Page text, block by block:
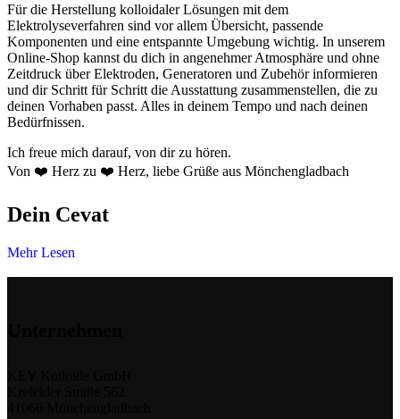
Für die Herstellung kolloidaler Lösungen mit dem
Elektrolyseverfahren sind vor allem Übersicht, passende
Komponenten und eine entspannte Umgebung wichtig. In unserem
Online-Shop kannst du dich in angenehmer Atmosphäre und ohne
Zeitdruck über Elektroden, Generatoren und Zubehör informieren
und dir Schritt für Schritt die Ausstattung zusammenstellen, die zu
deinen Vorhaben passt. Alles in deinem Tempo und nach deinen
Bedürfnissen.
Ich freue mich darauf, von dir zu hören.
Von ❤️ Herz zu ❤️ Herz, liebe Grüße aus Mönchengladbach
Dein Cevat
Mehr Lesen